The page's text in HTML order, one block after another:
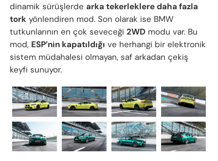
dinamik sürüşlerde arka tekerleklere daha fazla
tork yönlendiren mod. Son olarak ise BMW
tutkunlarının en çok seveceği 2WD modu var. Bu
mod, ESP’nin kapatıldığı ve herhangi bir elektronik
sistem müdahalesi olmayan, saf arkadan çekiş
keyfi sunuyor.